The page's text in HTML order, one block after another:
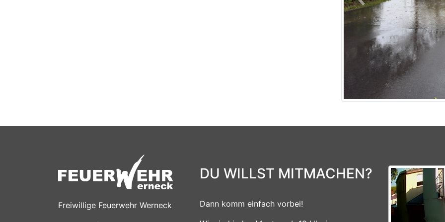
Previous
Freiwillige Feuerwehr Werneck
DU WILLST MITMACHEN?
Dann komm einfach vorbei!